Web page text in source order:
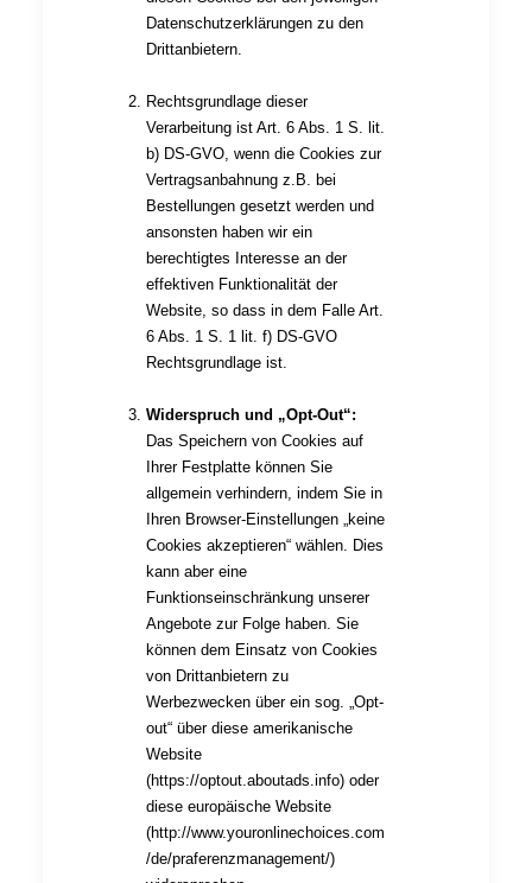
Datenschutzerklärungen zu den
Drittanbietern.
Rechtsgrundlage dieser
Verarbeitung ist Art. 6 Abs. 1 S. lit.
b) DS-GVO, wenn die Cookies zur
Vertragsanbahnung z.B. bei
Bestellungen gesetzt werden und
ansonsten haben wir ein
berechtigtes Interesse an der
effektiven Funktionalität der
Website, so dass in dem Falle Art.
6 Abs. 1 S. 1 lit. f) DS-GVO
Rechtsgrundlage ist.
Widerspruch und „Opt-Out“:
Das Speichern von Cookies auf
Ihrer Festplatte können Sie
allgemein verhindern, indem Sie in
Ihren Browser-Einstellungen „keine
Cookies akzeptieren“ wählen. Dies
kann aber eine
Funktionseinschränkung unserer
Angebote zur Folge haben. Sie
können dem Einsatz von Cookies
von Drittanbietern zu
Werbezwecken über ein sog. „Opt-
out“ über diese amerikanische
Website
(https://optout.aboutads.info) oder
diese europäische Website
(http://www.youronlinechoices.com
/de/praferenzmanagement/)